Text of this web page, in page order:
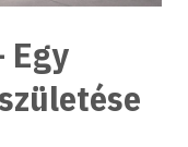
Egy